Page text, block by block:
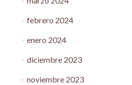
febrero 2024
enero 2024
diciembre 2023
noviembre 2023